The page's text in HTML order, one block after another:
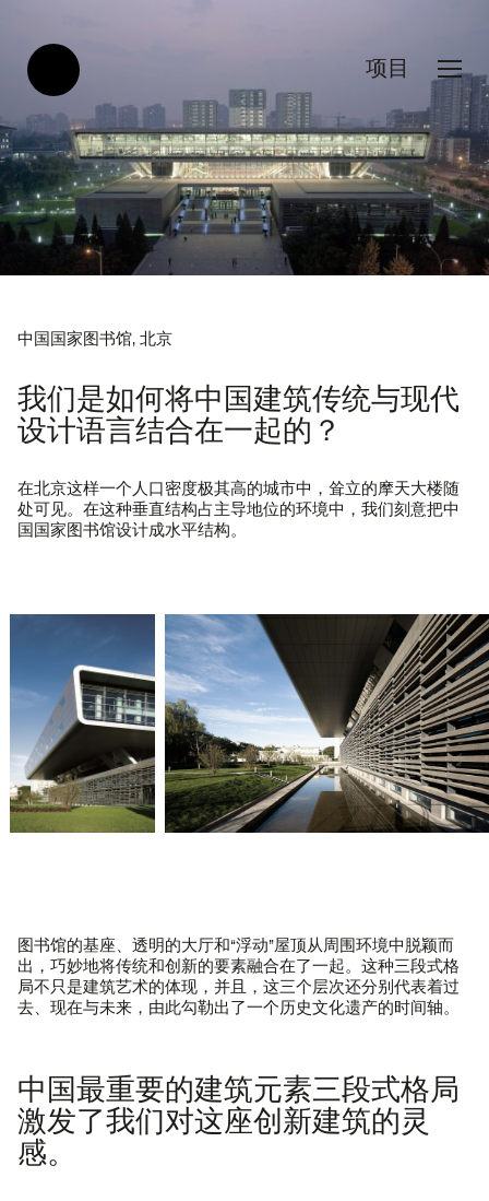
项目
中国国家图书馆, 北京
我们是如何将中国建筑传统与现代
设计语言结合在一起的？
在北京这样一个人口密度极其高的城市中，耸立的摩天大楼随
处可见。在这种垂直结构占主导地位的环境中，我们刻意把中
国国家图书馆设计成水平结构。
图书馆的基座、透明的大厅和“浮动”屋顶从周围环境中脱颖而
出，巧妙地将传统和创新的要素融合在了一起。这种三段式格
局不只是建筑艺术的体现，并且，这三个层次还分别代表着过
去、现在与未来，由此勾勒出了一个历史文化遗产的时间轴。
中国最重要的建筑元素三段式格局
激发了我们对这座创新建筑的灵
感。